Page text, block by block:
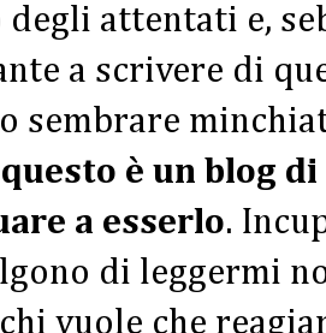
attentati e,
a scrivere di
sembrare
questo è un blog di
a esserlo.
di leggermi
vuole che